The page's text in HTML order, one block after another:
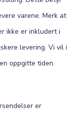
varene. Merk at
ikke er inkludert i
levering. Vi vil i
oppgitte tiden.
er